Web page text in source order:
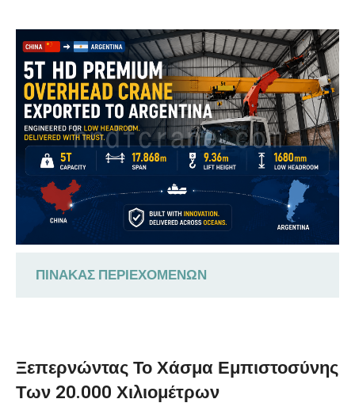
ΠΊΝΑΚΑΣ ΠΕΡΙΕΧΟΜΈΝΩΝ
Πλοήγηση σε 4 κρίσιμους περιορισμούς
σε έργα προσαρμοσμένων γερανών
Ξεπερνώντας Το Χάσμα Εμπιστοσύνης
Των 20.000 Χιλιομέτρων